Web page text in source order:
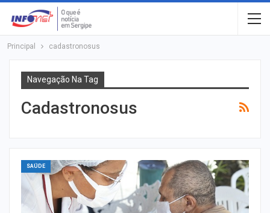
Principal cadastronosus
Navegação Na Tag
Cadastronosus
SAÚDE